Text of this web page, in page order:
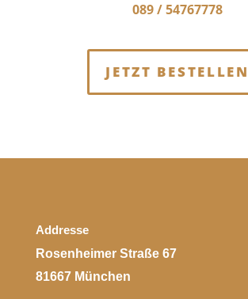
089 / 54767778
JETZT BESTELLEN
Addresse
Rosenheimer Straße 67
81667 München